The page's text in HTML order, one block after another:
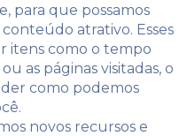
para que possamos
atrativo. Esses
itens como o tempo
as páginas visitadas, o
como podemos
novos recursos e